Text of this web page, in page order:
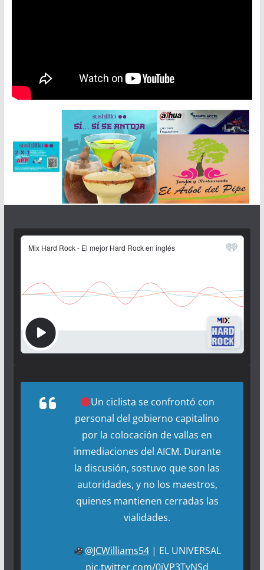
Un ciclista se confrontó con
personal del gobierno capitalino
por la colocación de vallas en
inmediaciones del AICM. Durante
la discusión, sostuvo que son las
autoridades, y no los maestros,
quienes mantienen cerradas las
vialidades.
@JCWilliams54| EL UNIVERSAL
pic.twitter.com/0iVP3TvNSd